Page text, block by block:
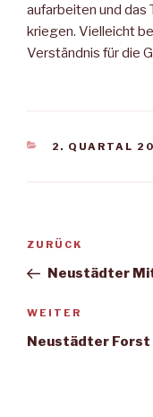
aufarbeiten und das
kriegen. Vielleicht
Verständnis für die
KATEGORIEN
2. QUARTAL
Vorheriger
Beitrag
ZURÜCK
Neustädter
Nächster
Beitrag
WEITER
Neustädter